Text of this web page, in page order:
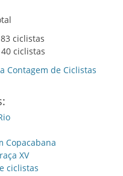
ciclistas
ciclistas
Contagem de Ciclistas
Copacabana
XV
ciclistas